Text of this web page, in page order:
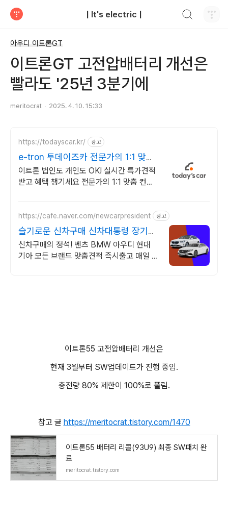
| It's electric |
아우디 이트론GT
이트론GT 고전압배터리 개선은
빨라도 '25년 3분기에
meritocrat 2025. 4. 10. 15:33
https://todayscar.kr/ 광고
e-tron 투데이즈카 전문가의 1:1 맞춤
컨설팅
이트론 법인도 개인도 OK! 실시간 특가견적
받고 혜택 챙기세요 전문가의 1:1 맞춤 컨설
https://cafe.naver.com/newcarpresident 광고
슬기로운 신차구매 신차대통령 장기렌
트 리스 저렴한 견적
신차구매의 정석! 벤츠 BMW 아우디 현대
기아 모든 브랜드 맞춤견적 즉시출고 매일 즉
이트론55 고전압배터리 개선은
현재 3월부터 SW업데이트가 진행 중임.
충전량 80% 제한이 100%로 풀림.
참고 글 https://meritocrat.tistory.com/1470
이트론55 배터리 리콜(93U9) 최종 SW패치 완
료
meritocrat.tistory.com